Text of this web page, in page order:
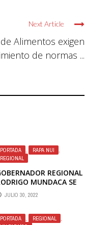
Next Article
Alimentos exigen
de normas ...
PORTADA , RAPA NUI
,
REGIONAL
REGIONAL
MUNDACA SE
LA A
DE RAPA
JULIO 30, 2022
PORTADA , REGIONAL
,